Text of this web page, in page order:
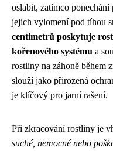
oslabit, zatímco
jejich vylomení pod tíhou
centimetrů poskytuje
kořenového systému a
rostliny na záhoně během
slouží jako přirozená
je klíčový pro jarní rašení.
Při zkracování rostliny je
suché, nemocné nebo